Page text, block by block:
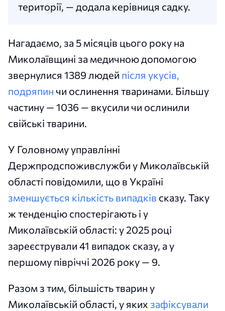
території, — додала керівниця садку.
Нагадаємо, за 5 місяців цього року на
Миколаївщині за медичною допомогою
звернулися 1389 людей після укусів,
подряпин чи ослинення тваринами. Більшу
частину — 1036 — вкусили чи ослинили
свійські тварини.
У Головному управлінні
Держпродспоживслужби у Миколаївській
області повідомили, що в Україні
зменшується кількість випадків сказу. Таку
ж тенденцію спостерігають і у
Миколаївській області: у 2025 році
зареєстрували 41 випадок сказу, а у
першому півріччі 2026 року — 9.
Разом з тим, більшість тварин у
Миколаївській області, у яких зафіксували